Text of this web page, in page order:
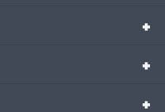
+
+
+